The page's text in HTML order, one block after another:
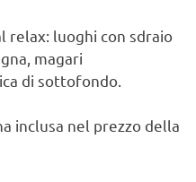
relax: luoghi con sdraio
magari
di sottofondo.
inclusa nel prezzo della